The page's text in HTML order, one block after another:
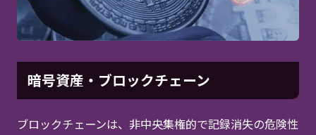
暗号資産・ブロックチェーン
ブロックチェーンは、非中央集権的で記録消失の危険性